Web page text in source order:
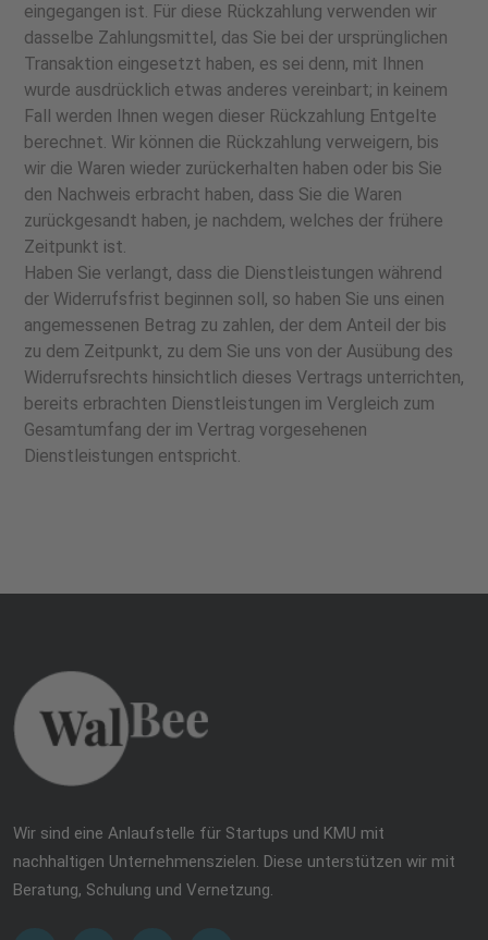
eingegangen ist. Für diese Rückzahlung verwenden wir
dasselbe Zahlungsmittel, das Sie bei der ursprünglichen
Transaktion eingesetzt haben, es sei denn, mit Ihnen
wurde ausdrücklich etwas anderes vereinbart; in keinem
Fall werden Ihnen wegen dieser Rückzahlung Entgelte
berechnet. Wir können die Rückzahlung verweigern, bis
wir die Waren wieder zurückerhalten haben oder bis Sie
den Nachweis erbracht haben, dass Sie die Waren
zurückgesandt haben, je nachdem, welches der frühere
Zeitpunkt ist.
Haben Sie verlangt, dass die Dienstleistungen während
der Widerrufsfrist beginnen soll, so haben Sie uns einen
angemessenen Betrag zu zahlen, der dem Anteil der bis
zu dem Zeitpunkt, zu dem Sie uns von der Ausübung des
Widerrufsrechts hinsichtlich dieses Vertrags unterrichten,
bereits erbrachten Dienstleistungen im Vergleich zum
Gesamtumfang der im Vertrag vorgesehenen
Dienstleistungen entspricht.
Wir sind eine Anlaufstelle für Startups und KMU mit
nachhaltigen Unternehmenszielen. Diese unterstützen wir mit
Beratung, Schulung und Vernetzung.